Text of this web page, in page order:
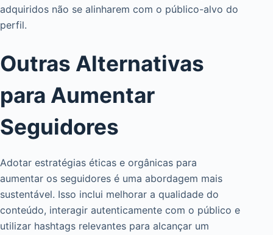
adquiridos não se alinharem com o público-alvo do
perfil.
Outras Alternativas
para Aumentar
Seguidores
Adotar estratégias éticas e orgânicas para
aumentar os seguidores é uma abordagem mais
sustentável. Isso inclui melhorar a qualidade do
conteúdo, interagir autenticamente com o público e
utilizar hashtags relevantes para alcançar um